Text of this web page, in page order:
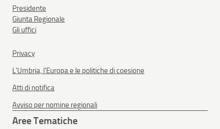
Presidente
Giunta Regionale
Gli uffici
Privacy
L'Umbria, l'Europa e le politiche di coesione
Atti di notifica
Avviso per nomine regionali
Aree Tematiche